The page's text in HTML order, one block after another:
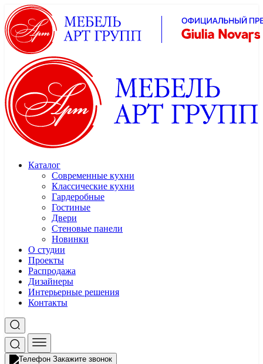
Каталог
Современные кухни
Классические кухни
Гардеробные
Гостиные
Двери
Стеновые панели
Новинки
О студии
Проекты
Распродажа
Дизайнеры
Интерьерные решения
Контакты
Закажите звонок